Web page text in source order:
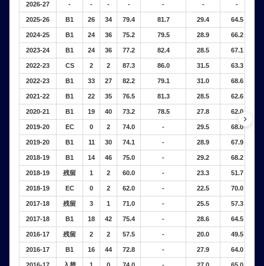
2026-27 - - - - - - -
2025-26 B1 26 34 79.4 81.7 29.4 64.5
2024-25 B1 24 36 75.2 79.5 28.9 66.2
2023-24 B1 24 36 77.2 82.4 28.5 67.1
2022-23 CS 2 2 87.3 86.0 31.5 63.3
2022-23 B1 33 27 82.2 79.1 31.0 68.6
2021-22 B1 22 35 76.5 81.3 28.5 62.6
2020-21 B1 19 40 73.2 78.5 27.8 62.0
2019-20 EC 0 2 74.0 - 29.5 68.0
2019-20 B1 11 30 74.1 - 28.9 67.9
2018-19 B1 14 46 75.0 - 29.2 68.2
2018-19 残留 1 2 60.0 - 23.3 51.7
2018-19 EC 0 2 62.0 - 22.5 70.0
2017-18 残留 3 1 71.0 - 25.5 57.3
2017-18 B1 18 42 75.4 - 28.6 64.5
2016-17 残留 2 2 57.5 - 20.0 49.5
2016-17 B1 16 44 72.8 - 27.9 64.0
keyboard_arrow_right